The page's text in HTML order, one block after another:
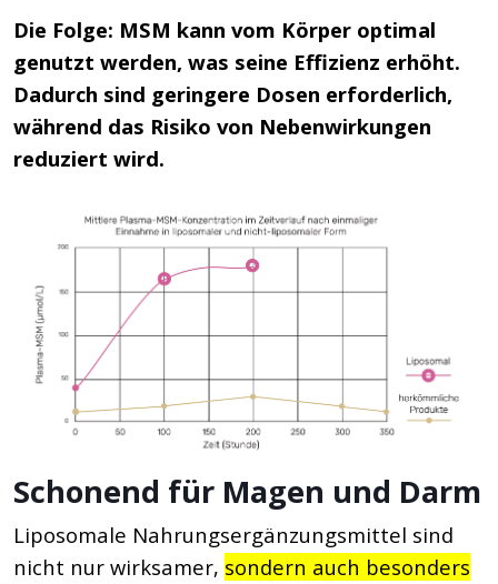
Die Folge: MSM kann vom Körper optimal
genutzt werden, was seine Effizienz erhöht.
Dadurch sind geringere Dosen erforderlich,
während das Risiko von Nebenwirkungen
reduziert wird.
Schonend für Magen und Darm
Liposomale Nahrungsergänzungsmittel sind
nicht nur wirksamer, sondern auch besonders